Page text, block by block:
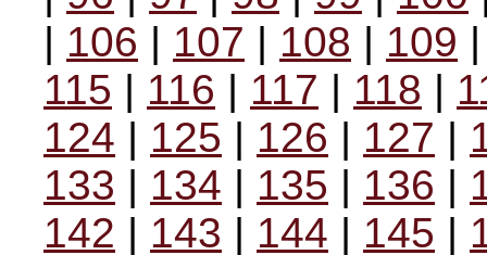
| 106 | 107 | 108 | 109
115 | 116 | 117 | 118 |
124 | 125 | 126 | 127 |
133 | 134 | 135 | 136 |
142 | 143 | 144 | 145 |